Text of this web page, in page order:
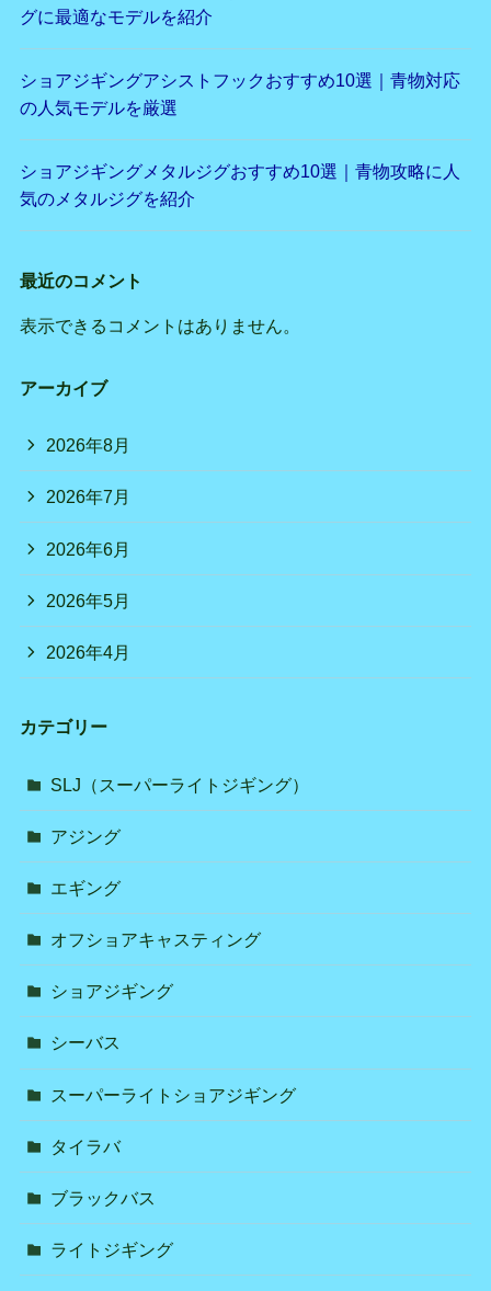
グに最適なモデルを紹介
ショアジギングアシストフックおすすめ10選｜青物対応
の人気モデルを厳選
ショアジギングメタルジグおすすめ10選｜青物攻略に人
気のメタルジグを紹介
最近のコメント
表示できるコメントはありません。
アーカイブ
2026年8月
2026年7月
2026年6月
2026年5月
2026年4月
カテゴリー
SLJ（スーパーライトジギング）
アジング
エギング
オフショアキャスティング
ショアジギング
シーバス
スーパーライトショアジギング
タイラバ
ブラックバス
ライトジギング